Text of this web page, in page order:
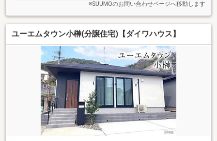
※SUUMOのお問い合わせページへ移動します
ユーエムタウン小榊(分譲住宅)【ダイワハウス】